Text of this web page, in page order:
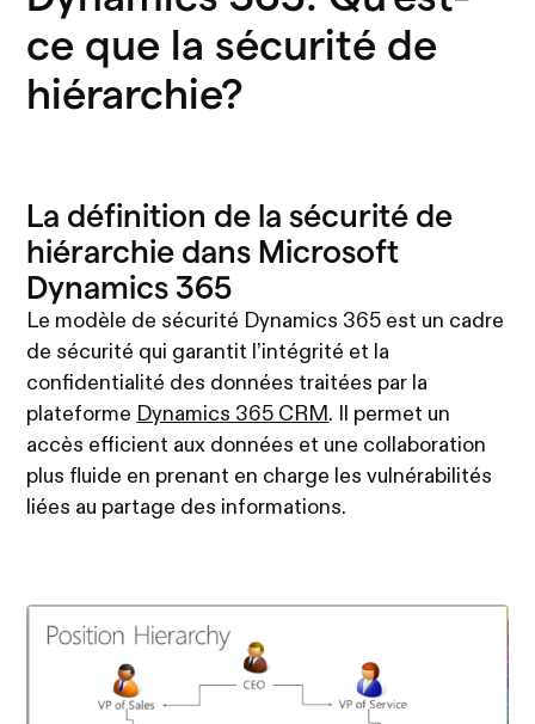
ce que la sécurité de
hiérarchie?
La définition de la sécurité de
hiérarchie dans Microsoft
Dynamics 365
Le modèle de sécurité Dynamics 365 est un cadre
de sécurité qui garantit l’intégrité et la
confidentialité des données traitées par la
plateforme Dynamics 365 CRM . Il permet un
accès efficient aux données et une collaboration
plus fluide en prenant en charge les vulnérabilités
liées au partage des informations.